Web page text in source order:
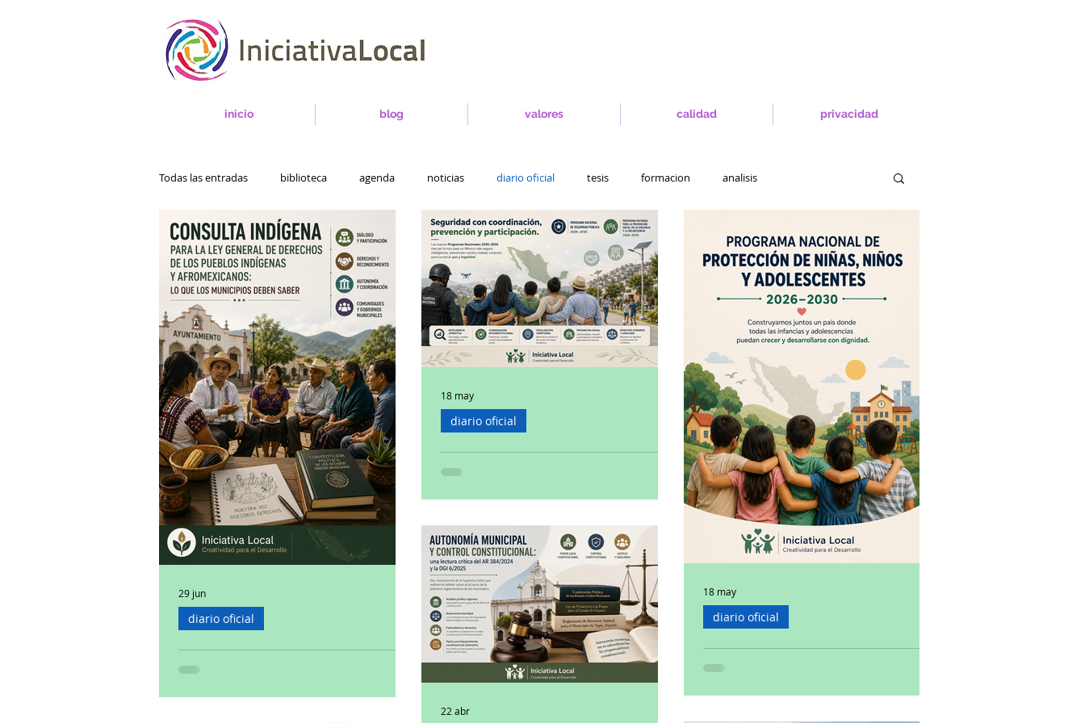
inicio blog valores calidad privacidad
Todas las entradas biblioteca agenda noticias diario oficial tesis formacion analisis
Consulta para Ley General de
Derechos de Pueblos Indígenas
y Afromexicanos
diario oficial
29 jun
Programas de Seguridad
Pública 2026-2030:
implicaciones para los
Municipios
El pasado 18 de mayo de 2026, el Diario Oficial de
la Federación publicó dos instrumentos
programáticos que configuran la política federal
de seguridad para el sexenio: el Programa
Nacional de Seguridad Pública 2026-2030 y el
Programa Nacional para la Prevención Social de
la Violencia y la Delincuencia 2026-2030. Ambos
documentos establecen la estrategia del
gobierno federal para enfrentar los fenómenos
de violencia, delincuencia organizada, extorsión,
trata de personas y del
diario oficial
18 may
Programa Nacional de
Protección de Niñas, Niños y
Adolescentes
diario oficial
18 may
22 abr